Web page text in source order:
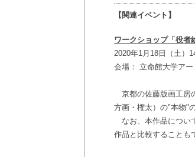
【関連イベント】
ワークショップ「役者
2020年1月18日（土）
会場： 立命館大学ア
京都の佐藤版画工房
方画・権太）の"本物"
なお、本作品につい
作品と比較することも